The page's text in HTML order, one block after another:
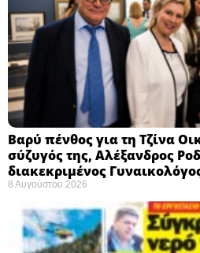
Βαρύ πένθος για τη Τζίνα
σύζυγός της, Αλέξανδρος
διακεκριμένος
8 Αυγούστου 2026